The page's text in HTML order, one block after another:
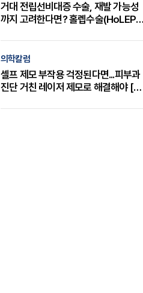
거대 전립선비대증 수술, 재발 가능성
까지 고려한다면? 홀렙수술(HoLEP)
의학칼럼
셀프 제모 부작용 걱정된다면...피부과
진단 거친 레이저 제모로 해결해야 [변